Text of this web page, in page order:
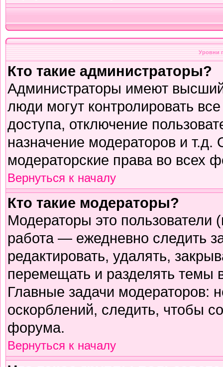
Уровни
Кто такие администраторы?
Администраторы имеют
люди могут контролировать
доступа, отключение
назначение модераторов и
модераторские права во всех
Вернуться к началу
Кто такие модераторы?
Модераторы это пользователи
работа — ежедневно следить
редактировать, удалять,
перемещать и разделять темы
Главные задачи модераторов:
оскорблений, следить, чтобы
форума.
Вернуться к началу